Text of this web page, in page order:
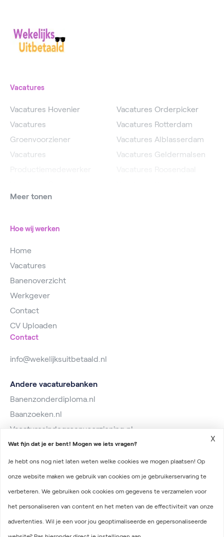
Vacatures
Vacatures Hovenier
Vacatures
Groenvoorziener
Vacatures
Vacatures
Vacatures Orderpicker
Vacatures Rotterdam
Vacatures Alblasserdam
Vacatures Geldermalsen
Meer tonen
Hoe wij werken
Home
Vacatures
Banenoverzicht
Werkgever
Contact
CV Uploaden
Contact
info@wekelijksuitbetaald.nl
Andere vacaturebanken
Banenzonderdiploma.nl
Baanzoeken.nl
Vacaturesindegroenvoorziening.nl
Privacyverklaring
Wat fijn dat je er bent! Mogen we iets vragen?
Je hebt ons nog niet laten weten welke cookies we mogen plaatsen! Op
onze website maken we gebruik van cookies om je gebruikerservaring te
verbeteren. We gebruiken ook cookies om gegevens te verzamelen voor
het personaliseren van content en het meten van de effectiviteit van onze
advertenties. Wil je een voor jou geoptimaliseerde en gepersonaliseerde
X